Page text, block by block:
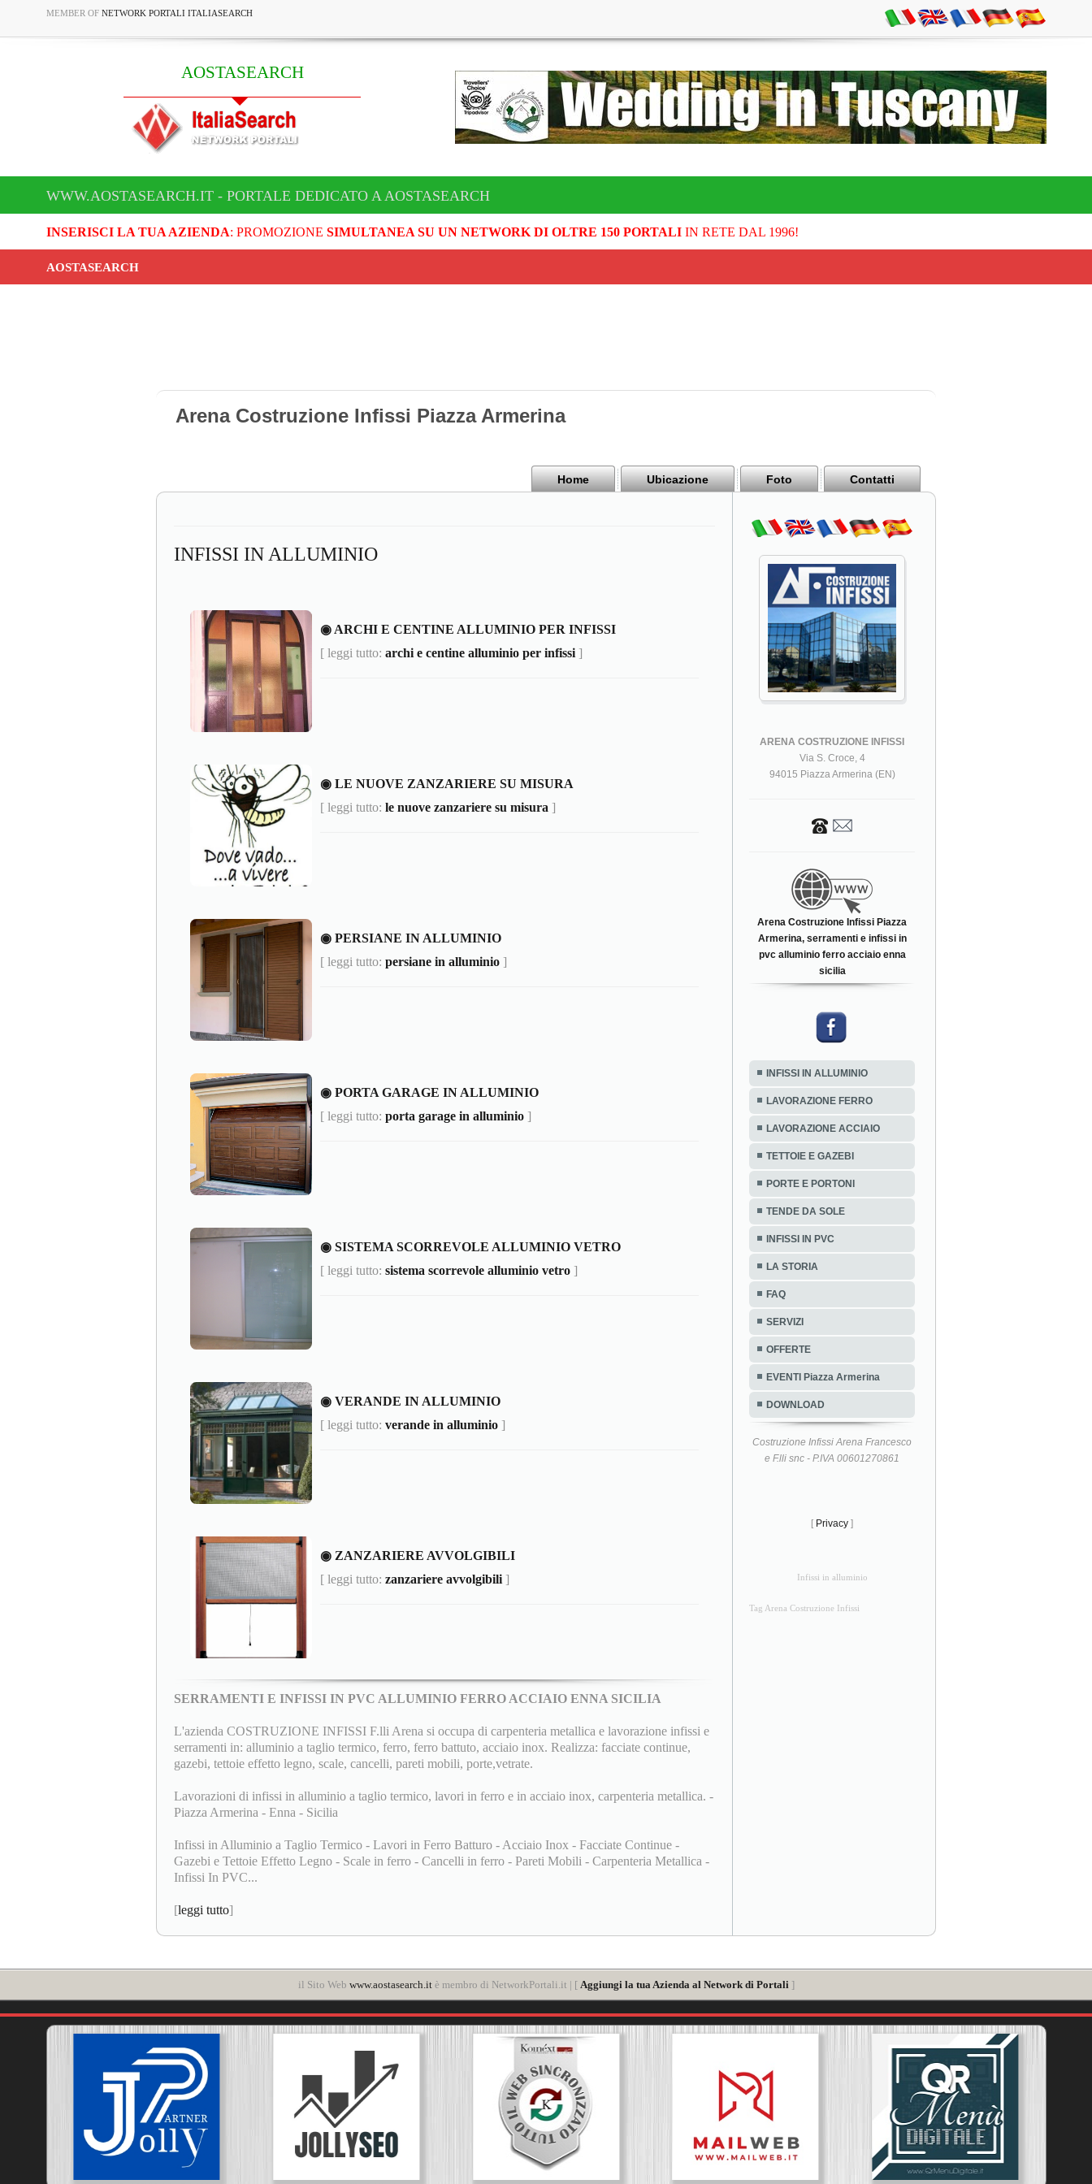
MEMBER OF NETWORK PORTALI ITALIASEARCH
AOSTASEARCH
WWW.AOSTASEARCH.IT - PORTALE DEDICATO A AOSTASEARCH
INSERISCI LA TUA AZIENDA: PROMOZIONE SIMULTANEA SU UN NETWORK DI OLTRE 150 PORTALIIN RETE DAL 1996!
AOSTASEARCH
Arena Costruzione Infissi Piazza Armerina
Home Ubicazione Foto Contatti
INFISSI IN ALLUMINIO
◉ ARCHI E CENTINE ALLUMINIO PER INFISSI
[ leggi tutto: archi e centine alluminio per infissi ]
◉ LE NUOVE ZANZARIERE SU MISURA
[ leggi tutto: le nuove zanzariere su misura ]
◉ PERSIANE IN ALLUMINIO
[ leggi tutto: persiane in alluminio ]
◉ PORTA GARAGE IN ALLUMINIO
[ leggi tutto: porta garage in alluminio ]
◉ SISTEMA SCORREVOLE ALLUMINIO VETRO
[ leggi tutto: sistema scorrevole alluminio vetro ]
◉ VERANDE IN ALLUMINIO
[ leggi tutto: verande in alluminio ]
◉ ZANZARIERE AVVOLGIBILI
[ leggi tutto: zanzariere avvolgibili ]
SERRAMENTI E INFISSI IN PVC ALLUMINIO FERRO ACCIAIO ENNA SICILIA
L'azienda COSTRUZIONE INFISSI F.lli Arena si occupa di carpenteria metallica e lavorazione infissi e
serramenti in: alluminio a taglio termico, ferro, ferro battuto, acciaio inox. Realizza: facciate continue,
gazebi, tettoie effetto legno, scale, cancelli, pareti mobili, porte,vetrate.
Lavorazioni di infissi in alluminio a taglio termico, lavori in ferro e in acciaio inox, carpenteria metallica. -
Piazza Armerina - Enna - Sicilia
Infissi in Alluminio a Taglio Termico - Lavori in Ferro Batturo - Acciaio Inox - Facciate Continue -
Gazebi e Tettoie Effetto Legno - Scale in ferro - Cancelli in ferro - Pareti Mobili - Carpenteria Metallica -
Infissi In PVC...
[leggi tutto]
ARENA COSTRUZIONE INFISSI
Via S. Croce, 4
94015 Piazza Armerina (EN)
Arena Costruzione Infissi Piazza
Armerina, serramenti e infissi in
pvc alluminio ferro acciaio enna
sicilia
INFISSI IN ALLUMINIO
LAVORAZIONE FERRO
LAVORAZIONE ACCIAIO
TETTOIE E GAZEBI
PORTE E PORTONI
TENDE DA SOLE
INFISSI IN PVC
LA STORIA
FAQ
SERVIZI
OFFERTE
EVENTI Piazza Armerina
DOWNLOAD
Costruzione Infissi Arena Francesco
e F.lli snc - P.IVA 00601270861
[ Privacy ]
Infissi in alluminio
Tag Arena Costruzione Infissi
il Sito Web www.aostasearch.itè membro di NetworkPortali.it | [ Aggiungi la tua Azienda al Network di Portali ]